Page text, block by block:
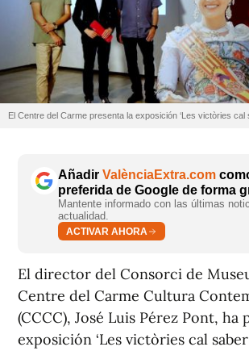
El Centre del Carme presenta la exposición ‘Les victòries cal
Añadir ValènciaExtra.com
preferida de Google de forma
Mantente informado con las últimas
actualidad.
ACTIVAR AHORA
El director del Consorci de
Centre del Carme Cultura
(CCCC), José Luis Pérez Pont, ha
exposición ‘Les victòries cal saber